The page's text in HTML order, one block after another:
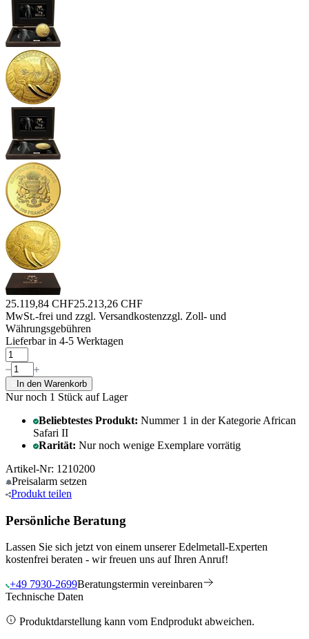
25.119,84 CHF25.213,26 CHF
MwSt.-frei und zzgl. Versandkostenzzgl. Zoll- und
Währungsgebühren
Lieferbar in 4-5 Werktagen
In den Warenkorb
Nur noch 1 Stück auf Lager
Beliebtestes Produkt: Nummer 1 in der Kategorie African
Safari II
Rarität: Nur noch wenige Exemplare vorrätig
Artikel-Nr: 1210200
Preisalarm setzen
Produkt teilen
Persönliche Beratung
Lassen Sie sich jetzt von einem unserer Edelmetall-Experten
kostenfrei beraten - wir freuen uns auf Ihren Anruf!
+49 7930-2699Beratungstermin vereinbaren
Technische Daten
Produktdarstellung kann vom Endprodukt abweichen.